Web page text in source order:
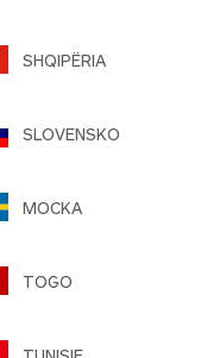
SHQIPËRIA
SLOVENSKO
MOCKA
TOGO